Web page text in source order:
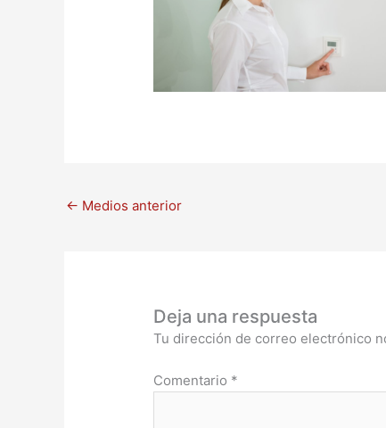
← Medios anterior
Deja una respuesta
Tu dirección de correo electrónico
Comentario *